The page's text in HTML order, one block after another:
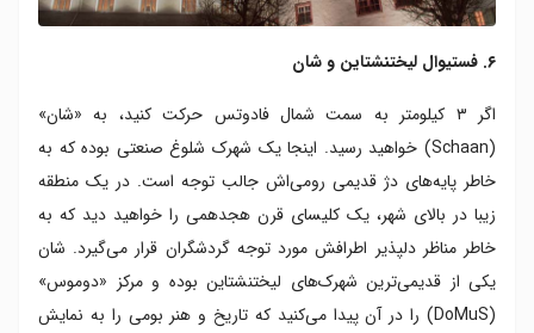
۶. فستیوال لیختنشتاین و شان
اگر ۳ کیلومتر به سمت شمال فادوتس حرکت کنید، به «شان»
(Schaan) خواهید رسید. اینجا یک شهرک شلوغ صنعتی بوده که به
خاطر پایه‌های دژ قدیمی رومی‌اش جالب توجه است. در یک منطقه
زیبا در بالای شهر، یک کلیسای قرن هجدهمی را خواهید دید که به
خاطر مناظر دلپذیر اطرافش مورد توجه گردشگران قرار می‌گیرد. شان
یکی از قدیمی‌ترین شهرک‌های لیختنشتاین بوده و مرکز «دوموس»
(DoMuS) را در آن پیدا می‌کنید که تاریخ و هنر بومی را به نمایش